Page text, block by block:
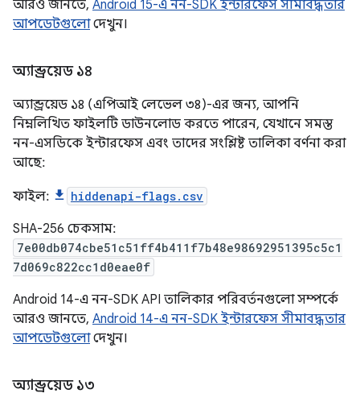
আরও জানতে, Android 15-এ নন-SDK ইন্টারফেস সীমাবদ্ধতার
আপডেটগুলোদেখুন।
অ্যান্ড্রয়েড ১৪
অ্যান্ড্রয়েড ১৪ (এপিআই লেভেল ৩৪)-এর জন্য, আপনি
নিম্নলিখিত ফাইলটি ডাউনলোড করতে পারেন, যেখানে সমস্ত
নন-এসডিকে ইন্টারফেস এবং তাদের সংশ্লিষ্ট তালিকা বর্ণনা করা
আছে:
ফাইল: hiddenapi-flags.csv
SHA-256 চেকসাম:
7e00db074cbe51c51ff4b411f7b48e98692951395c5c1
7d069c822cc1d0eae0f
Android 14-এ নন-SDK API তালিকার পরিবর্তনগুলো সম্পর্কে
আরও জানতে, Android 14-এ নন-SDK ইন্টারফেস সীমাবদ্ধতার
আপডেটগুলোদেখুন।
অ্যান্ড্রয়েড ১৩